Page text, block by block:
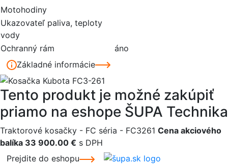
Motohodiny
Ukazovateľ paliva, teploty
vody
Ochranný rám
áno
Základné informácie
Tento produkt je možné zakúpiť
priamo na eshope ŠUPA Technika
Traktorové kosačky - FC séria - FC3261 Cena akciového
balíka 33 900.00 € s DPH
Prejdite do eshopu